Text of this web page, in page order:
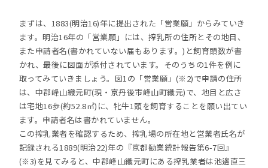
まずは、1883(明治16)年に提出された「営業願」からみていき
ます。明治16年の「営業願」には、搾乳所の住所とその地目、
また申請者名(書かれていない届もあります。)と飼育頭数が書
かれ、最後に図面が添付されています。そのうちの1件を例に
取ってみていきましょう。図1の「営業願」(※2)で申請の住所
は、中郡峰山織元町(現・京丹後市峰山町織元)で、地目と広さ
は宅地16歩(約52.8㎡)に、牝牛1頭を飼育することを願い出てい
ます。申請者名は書かれていません。
この搾乳業者を確認するため、搾乳場の所在地と営業者氏名が
記録される1889(明治22)年の『京都勧業統計報告第6-7回』
(※3)を見てみると、中郡峰山織元町にある搾乳業者は池邊直三